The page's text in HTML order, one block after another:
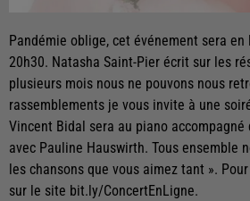
Pandémie oblige, cet événement sera
20h30. Natasha Saint-Pier écrit sur les
plusieurs mois nous ne pouvons nous
rassemblements je vous invite à une
Vincent Bidal sera au piano
avec Pauline Hauswirth. Tous ensemble
les chansons que vous aimez tant ».
sur le site bit.ly/ConcertEnLigne.